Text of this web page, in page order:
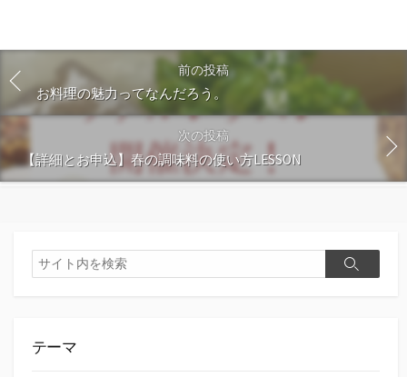
前の投稿
お料理の魅力ってなんだろう。
次の投稿
【詳細とお申込】春の調味料の使い方LESSON
検
索
検
テーマ